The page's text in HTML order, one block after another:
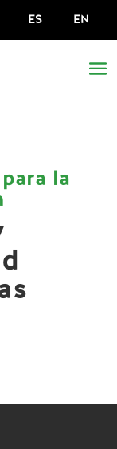
ES EN
la